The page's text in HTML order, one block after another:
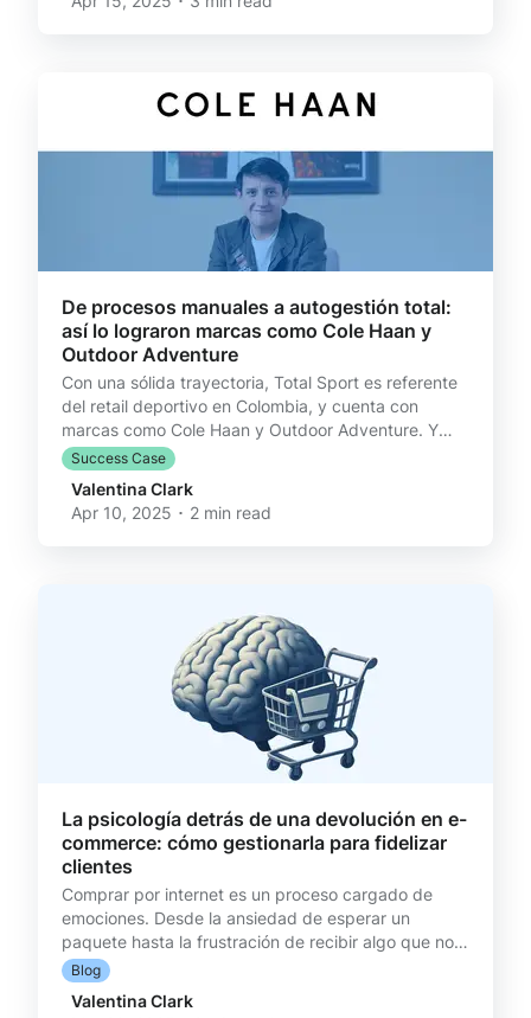
llega con un ruido fuerte. A veces se presenta de
De procesos manuales a autogestión total:
así lo lograron marcas como Cole Haan y
Outdoor Adventure
Con una sólida trayectoria, Total Sport es referente
del retail deportivo en Colombia, y cuenta con
marcas como Cole Haan y Outdoor Adventure. Y
como muchas empresas, hace unos años decidieron
dar el salto al eCommerce... pero no fue fácil. El
problema: todo era manual. Muy manual. "Teníamos
que tener un equipo entero detrás del desarrollo del
Success Case
Valentina Clark
Apr 10, 2025 ･ 2 min read
La psicología detrás de una devolución en e-
commerce: cómo gestionarla para fidelizar
clientes
Comprar por internet es un proceso cargado de
emociones. Desde la ansiedad de esperar un
paquete hasta la frustración de recibir algo que no
cumple expectativas, el journey del comprador tiene
un impacto directo en la fidelización y en los costos
de postventa de un e-commerce. En este blog te
Blog
Valentina Clark